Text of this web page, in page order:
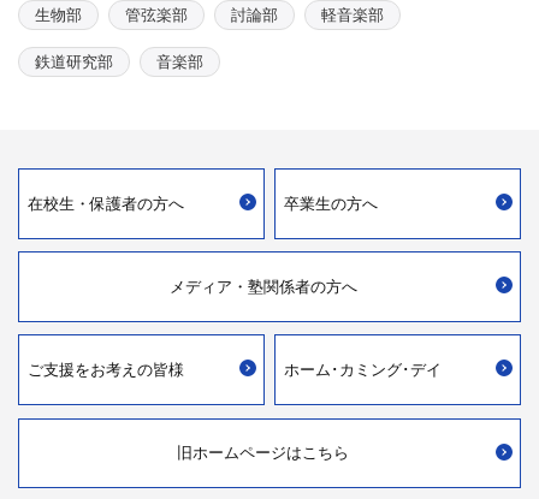
生物部 管弦楽部 討論部 軽音楽部
鉄道研究部 音楽部
在校生・保護者の方へ 卒業生の方へ
メディア・ 塾関係者の方へ
ご支援をお考えの皆様 ホーム･カミング･デイ
旧ホームページはこちら